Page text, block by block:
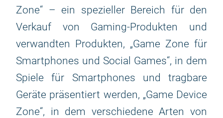
Zone“ – ein spezieller Bereich für den
Verkauf von Gaming-Produkten und
verwandten Produkten, „Game Zone für
Smartphones und Social Games“, in dem
Spiele für Smartphones und tragbare
Geräte präsentiert werden, „Game Device
Zone“, in dem verschiedene Arten von